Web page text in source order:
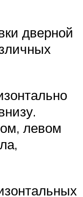
дверной
левом